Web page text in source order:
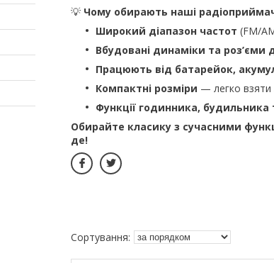
💡 Чому обирають наші
Широкий діапазон частот (FM/
Вбудовані динаміки та роз’єми
Працюють від батарейок,
Компактні розміри — легко взяти
Функції годинника, будильника
Обирайте класику з сучасними
де!